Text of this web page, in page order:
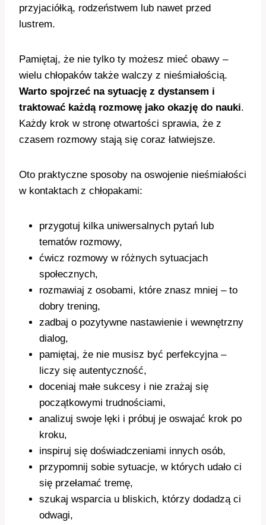
przyjaciółką, rodzeństwem lub nawet przed
lustrem.
Pamiętaj, że nie tylko ty możesz mieć obawy –
wielu chłopaków także walczy z nieśmiałością.
Warto spojrzeć na sytuację z dystansem i
traktować każdą rozmowę jako okazję do nauki.
Każdy krok w stronę otwartości sprawia, że z
czasem rozmowy stają się coraz łatwiejsze.
Oto praktyczne sposoby na oswojenie nieśmiałości
w kontaktach z chłopakami:
przygotuj kilka uniwersalnych pytań lub
tematów rozmowy,
ćwicz rozmowy w różnych sytuacjach
społecznych,
rozmawiaj z osobami, które znasz mniej – to
dobry trening,
zadbaj o pozytywne nastawienie i wewnętrzny
dialog,
pamiętaj, że nie musisz być perfekcyjna –
liczy się autentyczność,
doceniaj małe sukcesy i nie zrażaj się
początkowymi trudnościami,
analizuj swoje lęki i próbuj je oswajać krok po
kroku,
inspiruj się doświadczeniami innych osób,
przypomnij sobie sytuacje, w których udało ci
się przełamać tremę,
szukaj wsparcia u bliskich, którzy dodadzą ci
odwagi,